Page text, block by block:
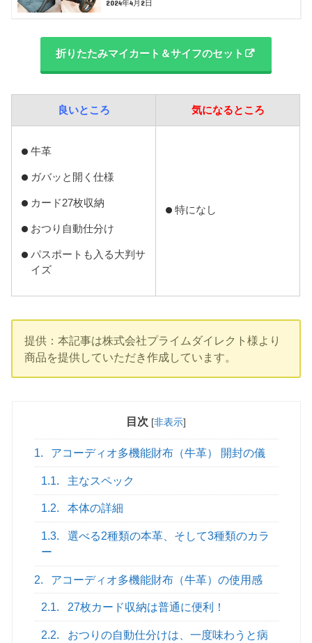
2024年4月2日
折りたたみマイカート＆サイフのセット
良いところ 気になるところ
牛革
ガバッと開く仕様
カード27枚収納
おつり自動仕分け
パスポートも入る大判サ
イズ
特になし
提供：本記事は株式会社プライムダイレクト様より
商品を提供していただき作成しています。
目次 [非表示]
1. アコーディオ多機能財布（牛革） 開封の儀
1.1. 主なスペック
1.2. 本体の詳細
1.3.
選べる2種類の本革、そして3種類のカラ
ー
2. アコーディオ多機能財布（牛革）の使用感
2.1. 27枚カード収納は普通に便利！
2.2.
おつりの自動仕分けは、一度味わうと病